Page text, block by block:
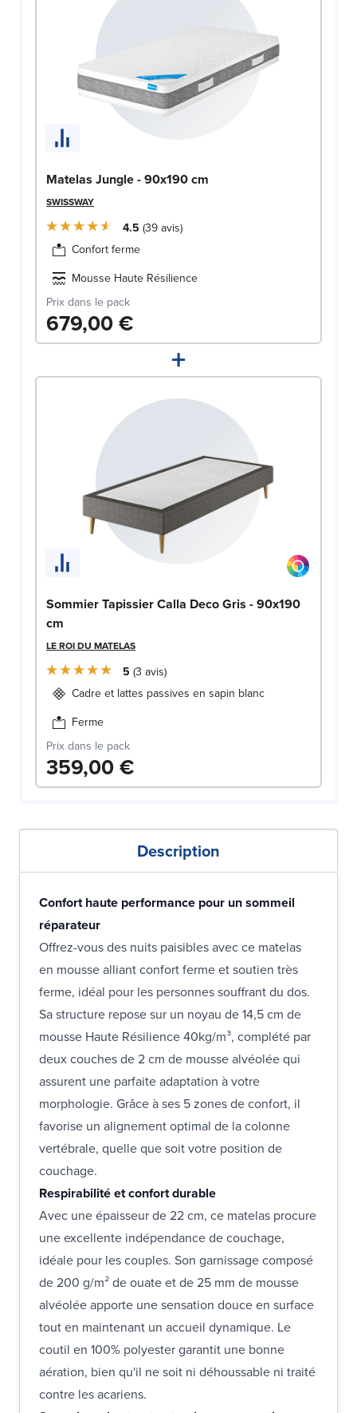
Matelas Jungle - 90x190 cm
SWISSWAY
4.5 39avis
Confort ferme
Mousse Haute Résilience
Prix dans le pack
679,00 €
+
Sommier Tapissier Calla Deco Gris - 90x190
cm
LE ROI DU MATELAS
5 3 avis
Cadre et lattes passives en sapin blanc
Ferme
Prix dans le pack
359,00 €
Description
Confort haute performance pour un sommeil
réparateur
Offrez-vous des nuits paisibles avec ce matelas
en mousse alliant confort ferme et soutien très
ferme, idéal pour les personnes souffrant du dos.
Sa structure repose sur un noyau de 14,5 cm de
mousse Haute Résilience 40kg/m³, complété par
deux couches de 2 cm de mousse alvéolée qui
assurent une parfaite adaptation à votre
morphologie. Grâce à ses 5 zones de confort, il
favorise un alignement optimal de la colonne
vertébrale, quelle que soit votre position de
couchage.
Respirabilité et confort durable
Avec une épaisseur de 22 cm, ce matelas procure
une excellente indépendance de couchage,
idéale pour les couples. Son garnissage composé
de 200 g/m² de ouate et de 25 mm de mousse
alvéolée apporte une sensation douce en surface
tout en maintenant un accueil dynamique. Le
coutil en 100% polyester garantit une bonne
aération, bien qu'il ne soit ni déhoussable ni traité
contre les acariens.